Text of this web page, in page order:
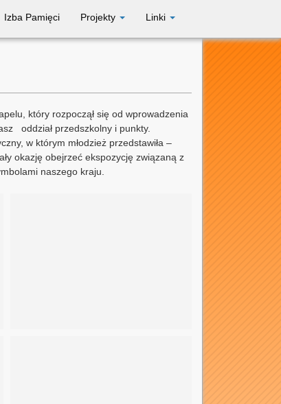
Izba Pamięci Projekty Linki
który rozpoczął się od wprowadzenia
oddział przedszkolny i punkty.
w którym młodzież przedstawiła –
okazję obejrzeć ekspozycję związaną z
naszego kraju.